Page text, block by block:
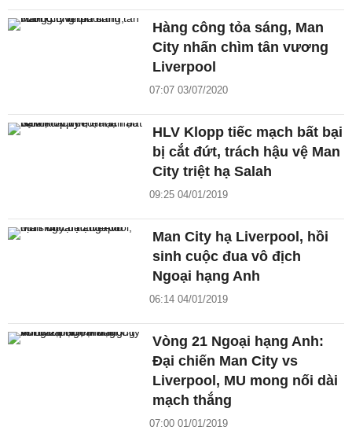
Hàng công tỏa sáng, Man
City nhấn chìm tân vương
Liverpool
07:07 03/07/2020
HLV Klopp tiếc mạch bất bại
bị cắt đứt, trách hậu vệ Man
City triệt hạ Salah
09:25 04/01/2019
Man City hạ Liverpool, hồi
sinh cuộc đua vô địch
Ngoại hạng Anh
06:14 04/01/2019
Vòng 21 Ngoại hạng Anh:
Đại chiến Man City vs
Liverpool, MU mong nối dài
mạch thắng
07:00 01/01/2019